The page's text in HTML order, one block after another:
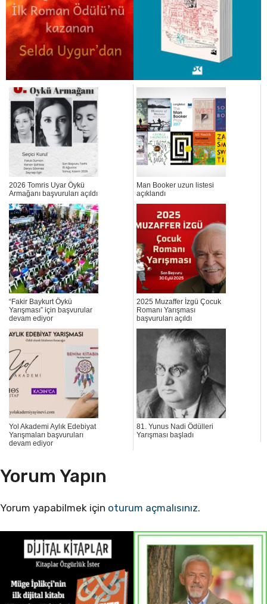
2026 Tomris Uyar Öykü
Armağanı başvuruları açıldı
Man Booker uzun listesi
açıklandı
“Fakir Baykurt Öykü
Yarışması” için başvurular
devam ediyor
2025 Muzaffer İzgü Çocuk
Romanı Yarışması
başvuruları açıldı
Yol Akademi Aylık Edebiyat
Yarışmaları başvuruları
devam ediyor
81. Yunus Nadi Ödülleri
Yarışması başladı
Yorum Yapın
Yorum yapabilmek için oturum açmalısınız.